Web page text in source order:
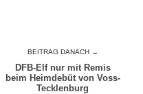
BEITRAG DANACH →
DFB-Elf nur mit Remis
beim Heimdebüt von Voss-
Tecklenburg